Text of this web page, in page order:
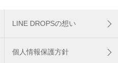
LINE DROPSの想い
個人情報保護方針